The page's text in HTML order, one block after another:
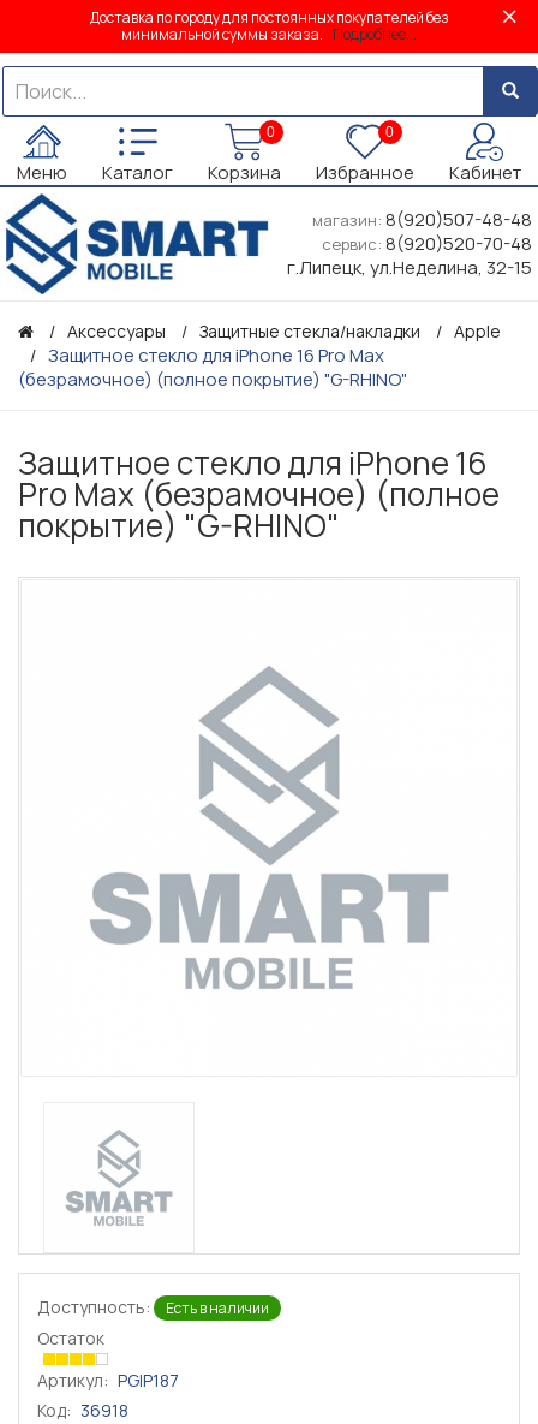
Доставка по городу для постоянных покупателей без
минимальной суммы заказа. Подробнее...
Меню Каталог
0
Корзина
0
Избранное Кабинет
магазин: 8(920)507-48-48
сервис: 8(920)520-70-48
г.Липецк, ул.Неделина, 32-15
Аксессуары Защитные стекла/накладки Apple
Защитное стекло для iPhone 16 Pro Max
(безрамочное) (полное покрытие) "G-RHINO"
Защитное стекло для iPhone 16
Pro Max (безрамочное) (полное
покрытие) "G-RHINO"
Доступность: Есть в наличии
Остаток
Артикул: PGIP187
Код: 36918